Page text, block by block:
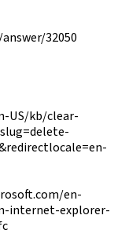
32050
US/kb/clear-
en-
internet-explorer-